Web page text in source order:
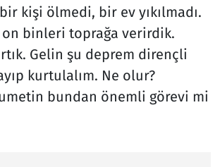
kişi ölmedi, bir ev yıkılmadı.
on binleri toprağa verirdik.
Gelin şu deprem dirençli
kurtulalım. Ne olur?
bundan önemli görevi mi